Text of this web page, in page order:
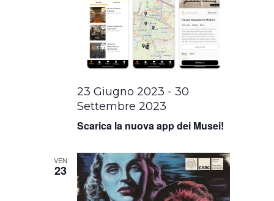
Scarica la nuova app dei Musei!
23 Giugno 2023 -30
Settembre 2023
VEN
23